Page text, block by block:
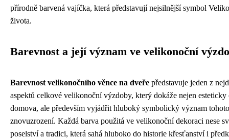
přírodně barvená vajíčka, která představují nejsilnější symbol
života.
Barevnost a její význam ve velikonoční
Barevnost velikonočního věnce na dveře představuje jeden z
aspektů celkové velikonoční výzdoby, který dokáže nejen
domova, ale především vyjádřit hluboký symbolický význam
znovuzrození. Každá barva použitá ve velikonoční dekoraci nese
poselství a tradici, která sahá hluboko do historie křesťanství i